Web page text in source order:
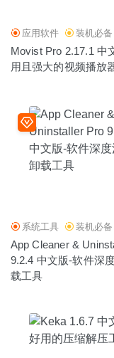
应用软件 装机必备
Movist Pro 2.17.1 中
用且强大的视频播放
系统工具 装机必备
App Cleaner &
9.2.4 中文版-软件深
载工具